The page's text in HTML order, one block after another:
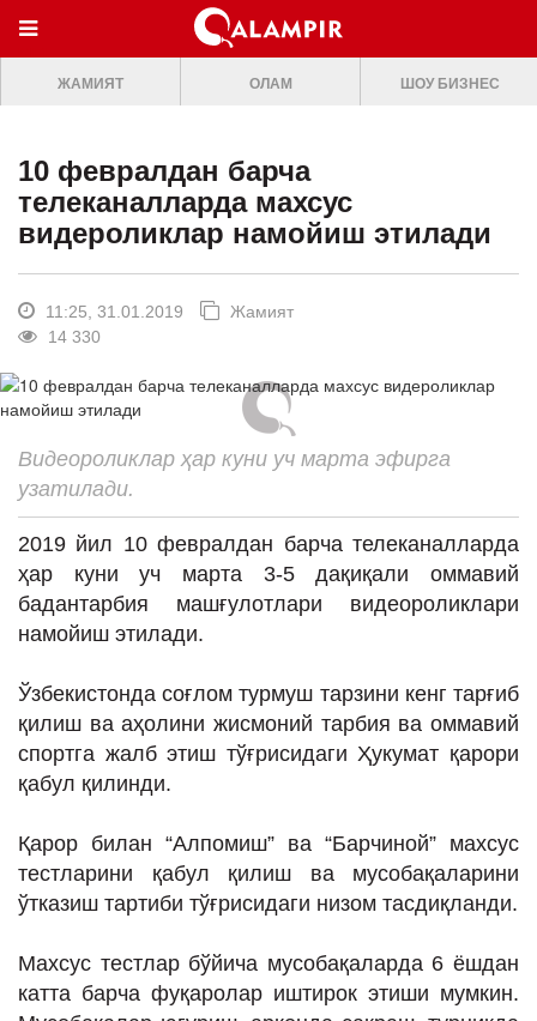
МЕНЮ
ONLINE TV
ЖАМИЯТ
ОЛАМ
ШОУ-БИЗНЕС
Премьера
Клип
Кино
ИНТЕРВЬЮ
ЛОЙИҲАЛАР
Таҳлил
Саломатлик
Бу қизиқ
Реклама
ТЕХНОЛОГИЯ
ЖАМИЯТ ОЛАМ ШОУ БИЗНЕС
10 февралдан барча
телеканалларда махсус
видероликлар намойиш этилади
11:25, 31.01.2019
Жамият
14 330
Видеороликлар ҳар куни уч марта эфирга
узатилади.
2019 йил 10 февралдан барча телеканалларда
ҳар куни уч марта 3-5 дақиқали оммавий
бадантарбия машғулотлари видеороликлари
намойиш этилади.
Ўзбекистонда соғлом турмуш тарзини кенг тарғиб
қилиш ва аҳолини жисмоний тарбия ва оммавий
спортга жалб этиш тўғрисидаги Ҳукумат қарори
қабул қилинди.
Қарор билан “Алпомиш” ва “Барчиной” махсус
тестларини қабул қилиш ва мусобақаларини
ўтказиш тартиби тўғрисидаги низом тасдиқланди.
Махсус тестлар бўйича мусобақаларда 6 ёшдан
катта барча фуқаролар иштирок этиши мумкин.